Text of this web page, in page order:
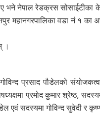
भने नेपाल रेडक्रस सोसाईटीका
महानगरपालिका वडा नं १ का
।
प्रसाद पौडेलको
प्रमोद कुमार श्रेष्ठ,
एवं सदस्यमा गोविन्द सुवेदी र